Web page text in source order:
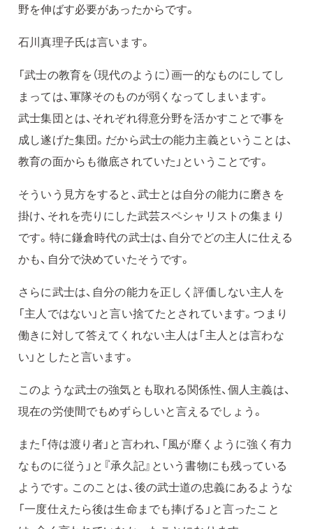
野を伸ばす必要があったからです。
石川真理子氏は言います。
「武士の教育を（現代のように）画一的なものにしてし
まっては、軍隊そのものが弱くなってしまいます。
武士集団とは、それぞれ得意分野を活かすことで事を
成し遂げた集団。だから武士の能力主義ということは、
教育の面からも徹底されていた」ということです。
そういう見方をすると、武士とは自分の能力に磨きを
掛け、それを売りにした武芸スペシャリストの集まり
です。特に鎌倉時代の武士は、自分でどの主人に仕える
かも、自分で決めていたそうです。
さらに武士は、自分の能力を正しく評価しない主人を
「主人ではない」と言い捨てたとされています。つまり
働きに対して答えてくれない主人は「主人とは言わな
い」としたと言います。
このような武士の強気とも取れる関係性、個人主義は、
現在の労使間でもめずらしいと言えるでしょう。
また「侍は渡り者」と言われ、「風が靡くように強く有力
なものに従う」と『承久記』という書物にも残っている
ようです。このことは、後の武士道の忠義にあるような
「一度仕えたら後は生命までも捧げる」と言ったこと